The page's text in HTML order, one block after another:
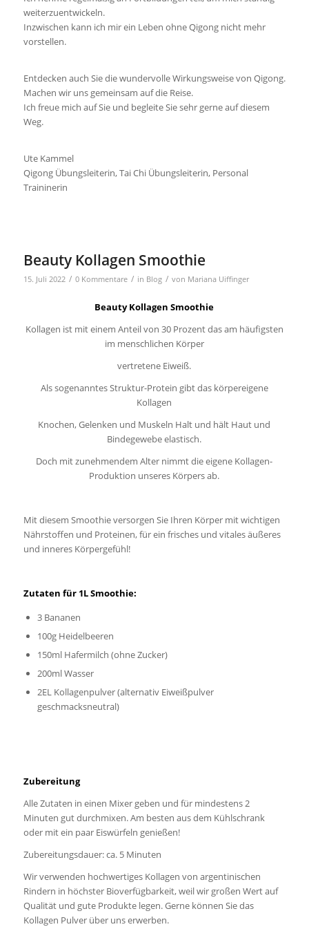
weiterzuentwickeln.
Inzwischen kann ich mir ein Leben ohne Qigong nicht mehr
vorstellen.
Entdecken auch Sie die wundervolle Wirkungsweise von Qigong.
Machen wir uns gemeinsam auf die Reise.
Ich freue mich auf Sie und begleite Sie sehr gerne auf diesem
Weg.
Ute Kammel
Qigong Übungsleiterin, Tai Chi Übungsleiterin, Personal
Traininerin
Beauty Kollagen Smoothie
15. Juli 2022 / 0 Kommentare / in Blog / von Mariana Uiffinger
Beauty Kollagen Smoothie
Kollagen ist mit einem Anteil von 30 Prozent das am häufigsten
im menschlichen Körper
vertretene Eiweiß.
Als sogenanntes Struktur-Protein gibt das körpereigene
Kollagen
Knochen, Gelenken und Muskeln Halt und hält Haut und
Bindegewebe elastisch.
Doch mit zunehmendem Alter nimmt die eigene Kollagen-
Produktion unseres Körpers ab.
Mit diesem Smoothie versorgen Sie Ihren Körper mit wichtigen
Nährstoffen und Proteinen, für ein frisches und vitales äußeres
und inneres Körpergefühl!
Zutaten für 1L Smoothie:
3 Bananen
100g Heidelbeeren
150ml Hafermilch (ohne Zucker)
200ml Wasser
2EL Kollagenpulver (alternativ Eiweißpulver
geschmacksneutral)
Zubereitung
Alle Zutaten in einen Mixer geben und für mindestens 2
Minuten gut durchmixen. Am besten aus dem Kühlschrank
oder mit ein paar Eiswürfeln genießen!
Zubereitungsdauer: ca. 5 Minuten
Wir verwenden hochwertiges Kollagen von argentinischen
Rindern in höchster Bioverfügbarkeit, weil wir großen Wert auf
Qualität und gute Produkte legen. Gerne können Sie das
Kollagen Pulver über uns erwerben.